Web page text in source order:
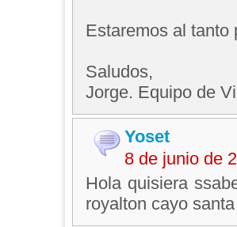
Estaremos al tanto
Saludos,
Jorge. Equipo de
Yoset
8 de junio de
Hola quisiera
royalton cayo